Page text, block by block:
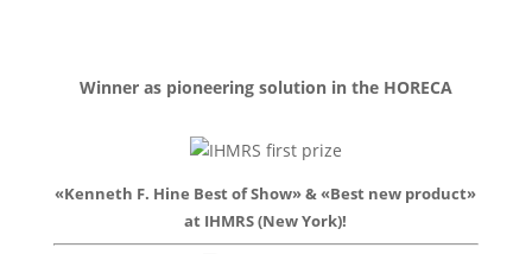
Winner as pioneering solution in the HORECA
«Kenneth F. Hine Best of Show» & «Best new product»
at IHMRS (New York)!